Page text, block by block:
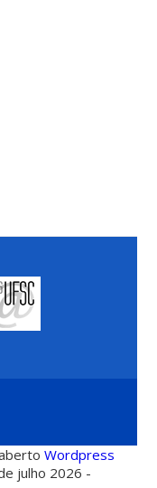
abertoWordpress
julho 2026 -